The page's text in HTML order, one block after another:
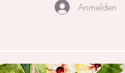
Anmelden